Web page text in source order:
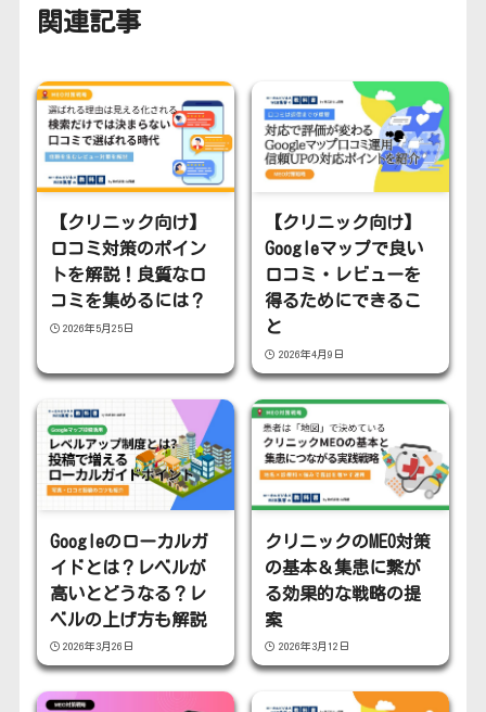
関連記事
【クリニック向け】
口コミ対策のポイン
トを解説！良質な口
コミを集めるには？
2026年5月25日
【クリニック向け】
Googleマップで良い
口コミ・レビューを
得るためにできるこ
と
2026年4月9日
Googleのローカルガ
イドとは？レベルが
高いとどうなる？レ
ベルの上げ方も解説
2026年3月26日
クリニックのMEO対策
の基本＆集患に繋が
る効果的な戦略の提
案
2026年3月12日